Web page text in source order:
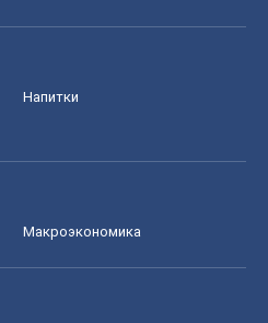
Напитки
Mакроэкономика